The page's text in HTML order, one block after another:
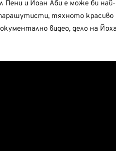
Пени и Йоан Аби е може би
тяхното
видео, дело на